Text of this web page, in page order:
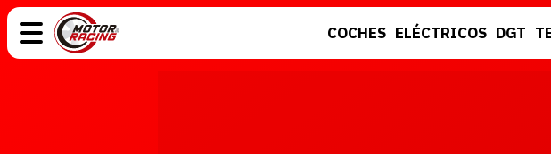
COCHES ELÉCTRICOS DGT